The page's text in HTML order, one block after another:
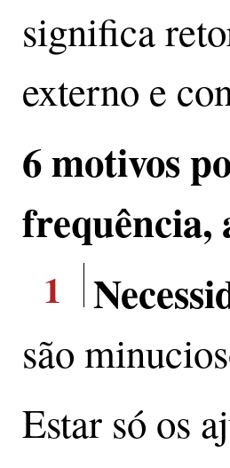
significa
externo e
6 motivos
frequência,
1
são
Estar só os